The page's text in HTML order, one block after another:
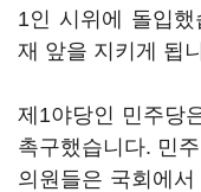
1인 시위에 돌입
재 앞을 지키게 됩
제1야당인 민주당
촉구했습니다. 민
의원들은 국회에